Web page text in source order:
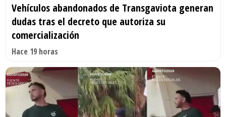
Vehículos abandonados de Transgaviota generan
dudas tras el decreto que autoriza su
comercialización
Hace 19 horas